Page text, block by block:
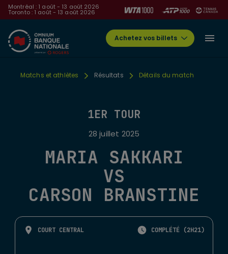
Montréal : 1 août - 13 août 2026
Toronto : 1 août - 13 août 2026
Achetez vos billets
Matchs et athlètes Résultats Détails du match
MARIA SAKKARI
VS
CARSON BRANSTINE
1ER TOUR
28 juillet 2025
COURT CENTRAL COMPLÉTÉ (2H21)